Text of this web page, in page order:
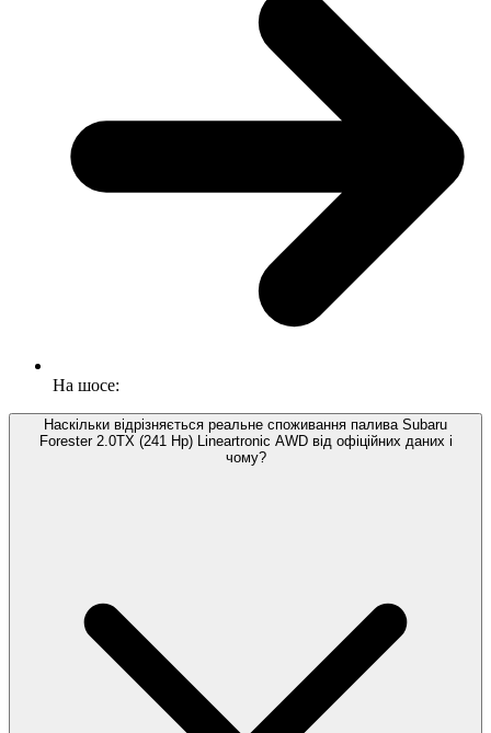
На шосе:
Наскільки відрізняється реальне споживання палива Subaru
Forester 2.0TX (241 Hp) Lineartronic AWD від офіційних даних і
чому?